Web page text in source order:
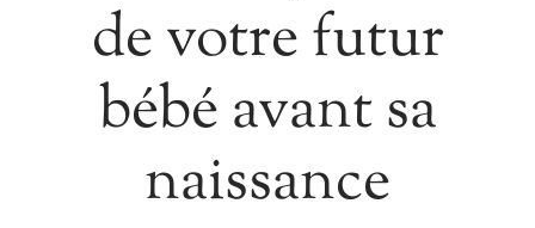
de votre futur
bébé avant sa
naissance